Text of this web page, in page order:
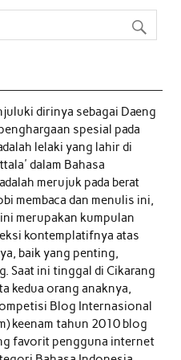
dirinya sebagai Daeng
spesial pada
lelaki yang lahir di
dalam Bahasa
merujuk pada berat
membaca dan menulis ini,
merupakan kumpulan
kontemplatifnya atas
baik yang penting,
Saat ini tinggal di Cikarang
kedua orang anaknya,
Blog Internasional
keenam tahun 2010 blog
favorit pengguna internet